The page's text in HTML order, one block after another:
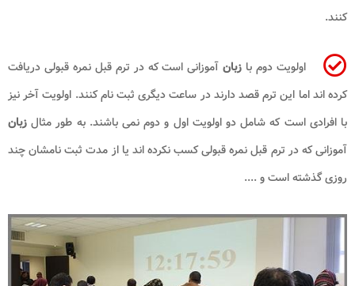
کنند.
اولویت دوم با زبان آموزانی است که در ترم قبل نمره قبولی دریافت
کرده اند اما این ترم قصد دارند در ساعت دیگری ثبت نام کنند. اولویت آخر نیز
با افرادی است که شامل دو اولویت اول و دوم نمی باشند. به طور مثال زبان
آموزانی که در ترم قبل نمره قبولی کسب نکرده اند یا از مدت ثبت نامشان چند
روزی گذشته است و ....